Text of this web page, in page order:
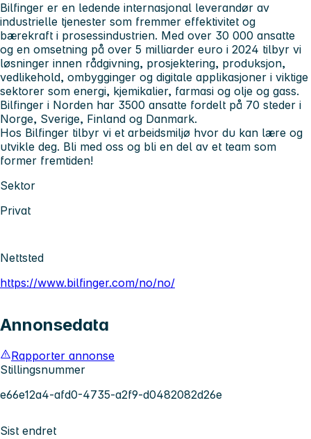
Bilfinger er en ledende internasjonal leverandør av
industrielle tjenester som fremmer effektivitet og
bærekraft i prosessindustrien. Med over 30 000 ansatte
og en omsetning på over 5 milliarder euro i 2024 tilbyr vi
løsninger innen rådgivning, prosjektering, produksjon,
vedlikehold, ombygginger og digitale applikasjoner i viktige
sektorer som energi, kjemikalier, farmasi og olje og gass.
Bilfinger i Norden har 3500 ansatte fordelt på 70 steder i
Norge, Sverige, Finland og Danmark.
Hos Bilfinger tilbyr vi et arbeidsmiljø hvor du kan lære og
utvikle deg. Bli med oss og bli en del av et team som
former fremtiden!
Sektor
Privat
Nettsted
https://www.bilfinger.com/no/no/
Annonsedata
Rapporter annonse
Stillingsnummer
e66e12a4-afd0-4735-a2f9-d0482082d26e
Sist endret